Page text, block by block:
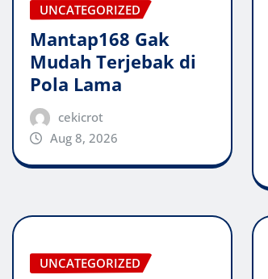
UNCATEGORIZED
Mantap168 Gak
Mudah Terjebak di
Pola Lama
cekicrot
Aug 8, 2026
UNCATEGORIZED